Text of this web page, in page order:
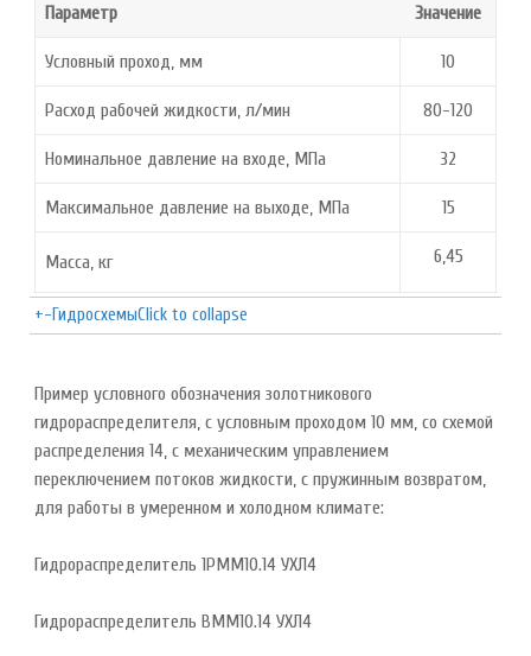
Параметр Значение
Условный проход, мм 10
Расход рабочей жидкости, л/мин 80-120
Номинальное давление на входе, МПа 32
Максимальное давление на выходе, МПа 15
Масса, кг 6,45
+-ГидросхемыClick to collapse
Пример условного обозначения золотникового
гидрораспределителя, с условным проходом 10 мм, со схемой
распределения 14, с механическим управлением
переключением потоков жидкости, с пружинным возвратом,
для работы в умеренном и холодном климате:
Гидрораспределитель 1РММ10.14 УХЛ4
Гидрораспределитель ВММ10.14 УХЛ4